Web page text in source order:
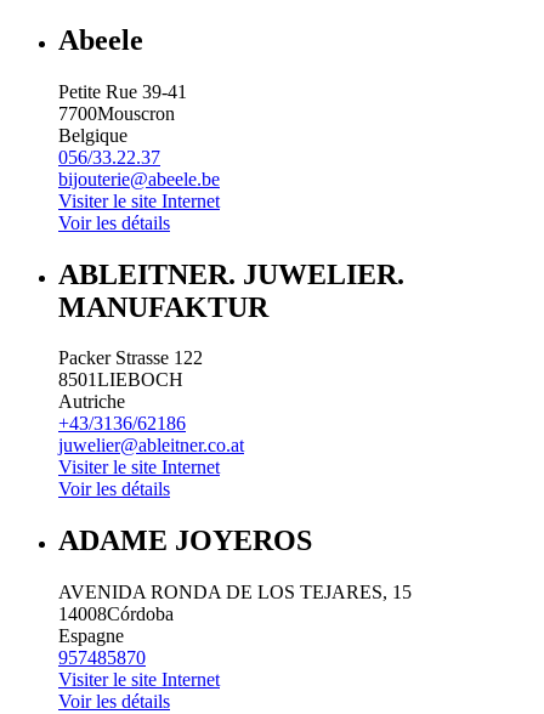
Abeele
Petite Rue 39-41
7700Mouscron
Belgique
056/33.22.37
bijouterie@abeele.be
Visiter le site Internet
Voir les détails
ABLEITNER. JUWELIER.
MANUFAKTUR
Packer Strasse 122
8501LIEBOCH
Autriche
+43/3136/62186
juwelier@ableitner.co.at
Visiter le site Internet
Voir les détails
ADAME JOYEROS
AVENIDA RONDA DE LOS TEJARES, 15
14008Córdoba
Espagne
957485870
Visiter le site Internet
Voir les détails